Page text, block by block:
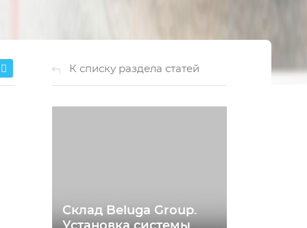
К списку раздела статей
Склад Beluga Group.